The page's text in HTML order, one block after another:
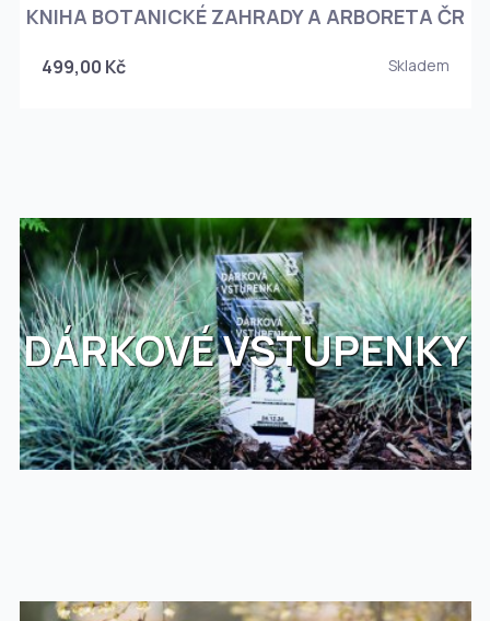
KNIHA BOTANICKÉ ZAHRADY A ARBORETA ČR
499,00 Kč Skladem
DÁRKOVÉ VSTUPENKY